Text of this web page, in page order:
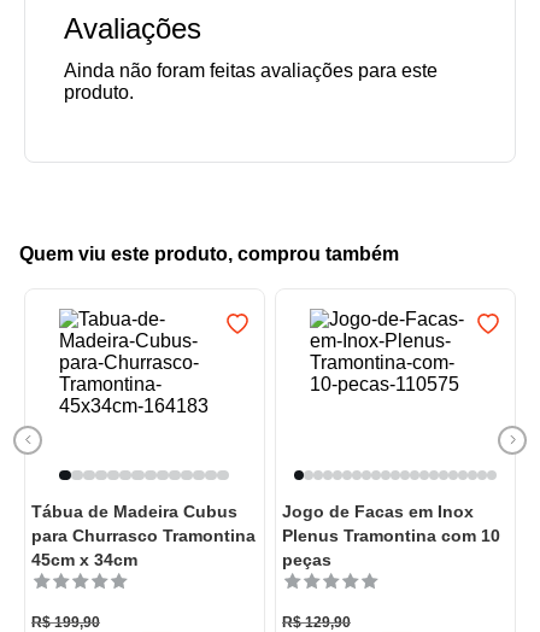
Avaliações
Quem viu este produto, comprou também
Tábua de Madeira Cubus
para Churrasco Tramontina
45cm x 34cm
R$ 199,90
Jogo de Facas em Inox
Plenus Tramontina com 10
peças
R$ 129,90